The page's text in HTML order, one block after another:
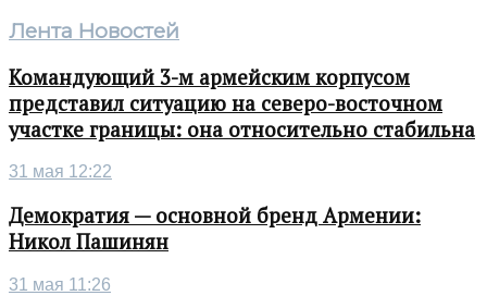
Лента Новостей
Командующий 3-м армейским корпусом
представил ситуацию на северо-восточном
участке границы: она относительно стабильна
31 мая 12:22
Демократия — основной бренд Армении:
Никол Пашинян
31 мая 11:26